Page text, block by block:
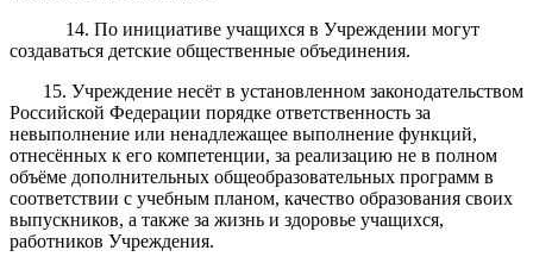
14. По инициативе учащихся в Учреждении могут
создаваться детские общественные объединения.
15. Учреждение несёт в установленном законодательством
Российской Федерации порядке ответственность за
невыполнение или ненадлежащее выполнение функций,
отнесённых к его компетенции, за реализацию не в полном
объёме дополнительных общеобразовательных программ в
соответствии с учебным планом, качество образования своих
выпускников, а также за жизнь и здоровье учащихся,
работников Учреждения.